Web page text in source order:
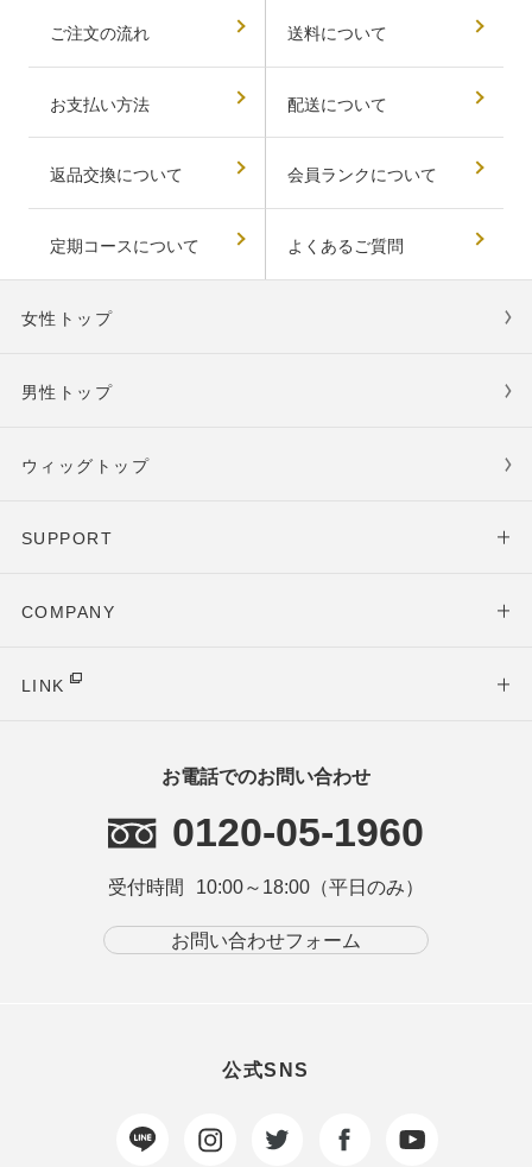
ご注文の流れ 送料について
お支払い方法 配送について
返品交換について 会員ランクについて
定期コースについて よくあるご質問
女性トップ
男性トップ
ウィッグトップ
SUPPORT
COMPANY
LINK
お電話でのお問い合わせ
0120-05-1960
受付時間 10:00～18:00（平日のみ）
お問い合わせフォーム
公式SNS